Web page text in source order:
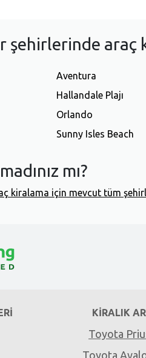
şehirlerinde araç
Aventura
Hallandale Plajı
Orlando
Sunny Isles Beach
mı?
kiralama için mevcut tüm
KIRALIK
Toyota
Toyota